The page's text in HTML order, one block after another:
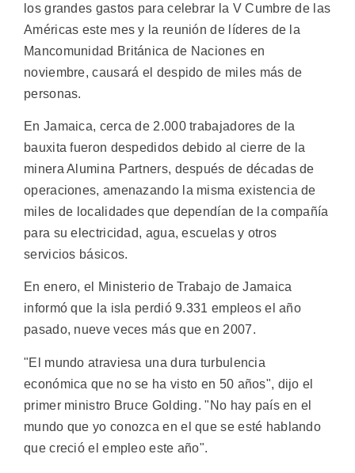
los grandes gastos para celebrar la V Cumbre de las
Américas este mes y la reunión de líderes de la
Mancomunidad Británica de Naciones en
noviembre, causará el despido de miles más de
personas.
En Jamaica, cerca de 2.000 trabajadores de la
bauxita fueron despedidos debido al cierre de la
minera Alumina Partners, después de décadas de
operaciones, amenazando la misma existencia de
miles de localidades que dependían de la compañía
para su electricidad, agua, escuelas y otros
servicios básicos.
En enero, el Ministerio de Trabajo de Jamaica
informó que la isla perdió 9.331 empleos el año
pasado, nueve veces más que en 2007.
"El mundo atraviesa una dura turbulencia
económica que no se ha visto en 50 años", dijo el
primer ministro Bruce Golding. "No hay país en el
mundo que yo conozca en el que se esté hablando
que creció el empleo este año".